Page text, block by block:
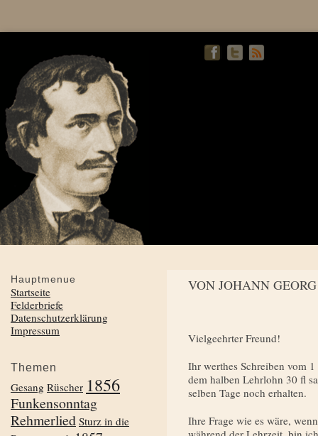
VON JOHANN
Vielgeehrter Freund!
Ihr werthes Schreiben vom
dem halben Lehrlohn 30 fl
selben Tage noch erhalten.
Ihre Frage wie es wäre,
Hauptmenue
Startseite
Felderbriefe
Datenschutzerklärung
Impressum
Themen
Gesang Rüscher 1856
Funkensonntag
Rehmerlied Sturz in die